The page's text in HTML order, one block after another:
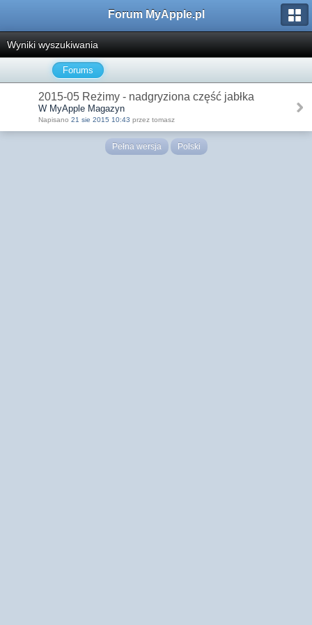
Forum MyApple.pl
Wyniki wyszukiwania
Forums
2015-05 Reżimy - nadgryziona część jabłka
W MyApple Magazyn
Napisano 21 sie 2015 10:43 przez tomasz
Pełna wersja Polski